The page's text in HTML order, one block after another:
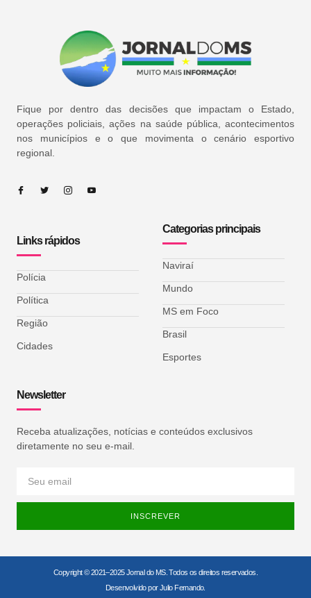
Fique por dentro das decisões que impactam o Estado,
operações policiais, ações na saúde pública, acontecimentos
nos municípios e o que movimenta o cenário esportivo
regional.
Links rápidos
Polícia
Política
Região
Cidades
Categorias principais
Naviraí
Mundo
MS em Foco
Brasil
Esportes
Newsletter
Receba atualizações, notícias e conteúdos exclusivos
diretamente no seu e-mail.
INSCREVER
Copyright © 2021–2025 Jornal do MS. Todos os direitos reservados.
Desenvolvido por Julio Fernando.